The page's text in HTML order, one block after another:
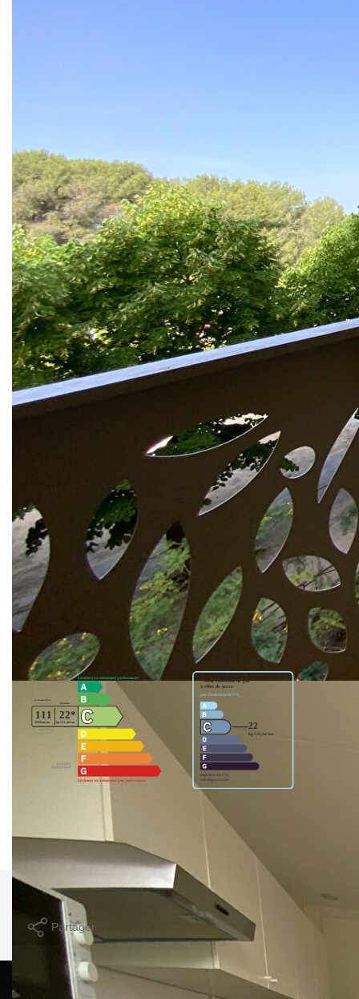
Idéal colocation ! Appartement MEUBLÉ type 3 à louer
proche bus et commodités à Aix, quartier Jas de Bouffan.
Dans une résidence fermée et rénovée, ce logement
meublé se compose d'une vaste entrée, d'une grande
cuisine aménagée équipée (frigo-congélateur, plaque, hotte,
petit four & micro-ondes, lave-linge, vaisselle), d'un séjour
attenant avec ouverture sur une vaste terrasse (exposée
Ouest), d'une salle d'eau avec douche à l'italienne, wc
séparé et deux belles chambres côté Est avec
placard/dressings indépendants.
Au 2ème étage avec ascenseur, c'est un bien lumineux
avec du stationnement libre en pied d'immeuble, dans un
quartier résidentiel proche des axes routiers et du centre
Ses atouts sont le chauffage collectif inclus dans les
charges, ainsi que l'eau chaude et froide et la taxe
d'ordures ménagères : peu de frais annexes !
Disponible.
Loyer 1050 € + 150 € de provision sur charges.
Honoraires 875 € (dont 202 € pour l'état des lieux).
Dépôt de garantie 2100 € (deux mois de loyer).
Nous contacter
Diagnostics énergétiques
Montant estimé des dépenses annuelles d'énergie pour un
usage standard entre 645€ et 876€. indexées aux années
2021,2022 et 2023 (abonnement compris).
Imprimer
Partager Calculer mon budget